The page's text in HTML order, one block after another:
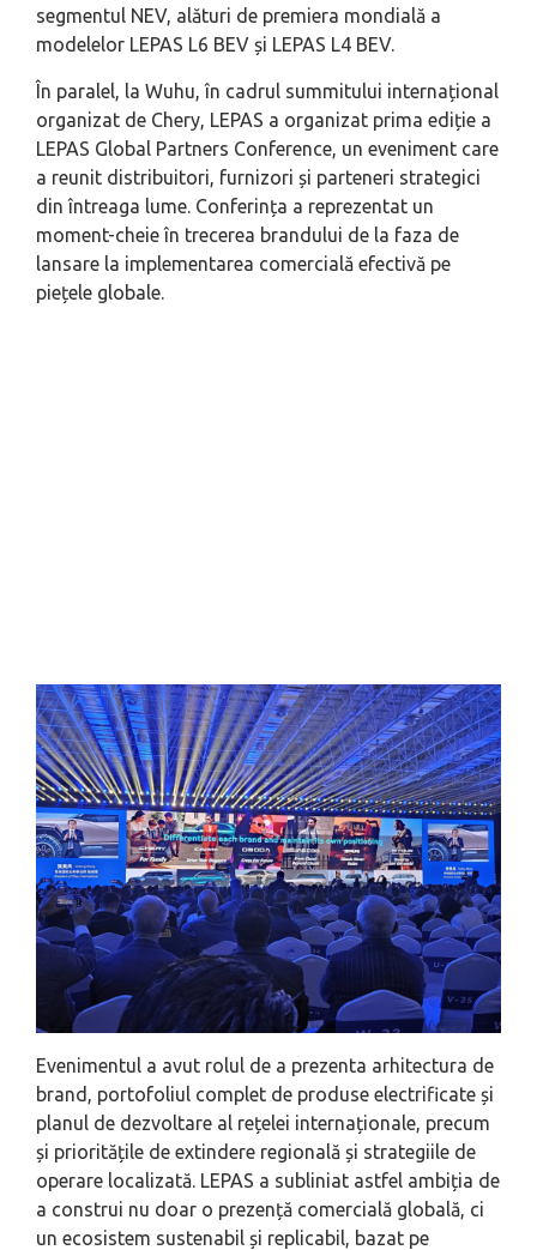
segmentul NEV, alături de premiera mondială a
modelelor LEPAS L6 BEV și LEPAS L4 BEV.
În paralel, la Wuhu, în cadrul summitului internațional
organizat de Chery, LEPAS a organizat prima ediție a
LEPAS Global Partners Conference, un eveniment care
a reunit distribuitori, furnizori și parteneri strategici
din întreaga lume. Conferința a reprezentat un
moment-cheie în trecerea brandului de la faza de
lansare la implementarea comercială efectivă pe
piețele globale.
Evenimentul a avut rolul de a prezenta arhitectura de
brand, portofoliul complet de produse electrificate și
planul de dezvoltare al rețelei internaționale, precum
și prioritățile de extindere regională și strategiile de
operare localizată. LEPAS a subliniat astfel ambiția de
a construi nu doar o prezență comercială globală, ci
un ecosistem sustenabil și replicabil, bazat pe